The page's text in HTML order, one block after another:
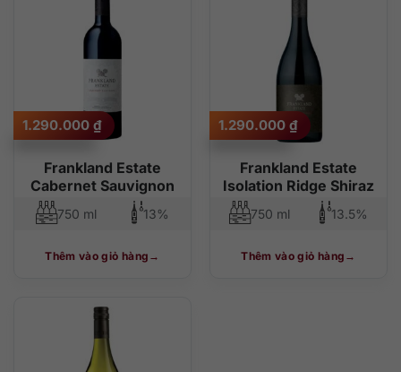
Frankland Estate
Cabernet Sauvignon
1.290.000 ₫
750 ml 13%
Thêm vào giỏ hàng
Frankland Estate
Isolation Ridge Shiraz
1.290.000 ₫
750 ml 13.5%
Thêm vào giỏ hàng